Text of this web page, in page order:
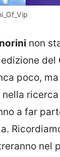
non
del
poco,
a far
nel